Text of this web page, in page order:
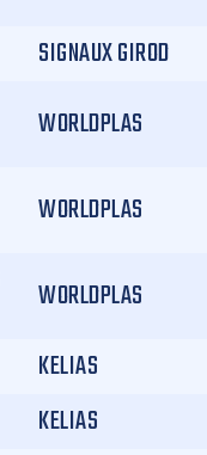
SIGNAUX GIROD
WORLDPLAS
WORLDPLAS
WORLDPLAS
KELIAS
KELIAS